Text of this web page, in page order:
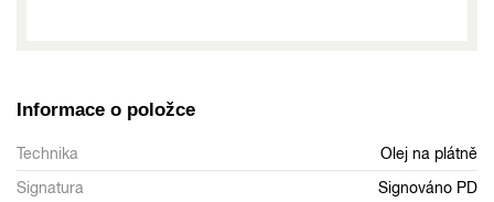
Informace o položce
Technika
Olej na plátně
Signatura
Signováno PD